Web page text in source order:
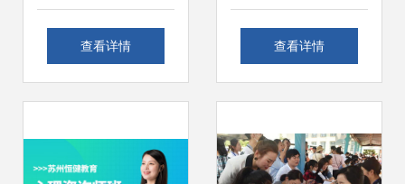
执行观察 服务下沉
共成长
查看详情
咨询顾问实习初体
查看详情